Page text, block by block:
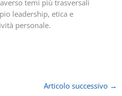
temi più trasversali
leadership, etica e
personale.
Articolo successivo →